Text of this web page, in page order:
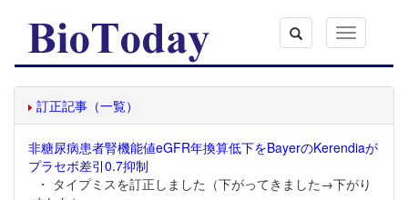
Toggle
navigation
訂正記事（一覧）
非糖尿病患者腎機能値eGFR年換算低下をBayerのKerendiaが
プラセボ差引0.7抑制
・ タイプミスを訂正しました（下がってきました→下がり